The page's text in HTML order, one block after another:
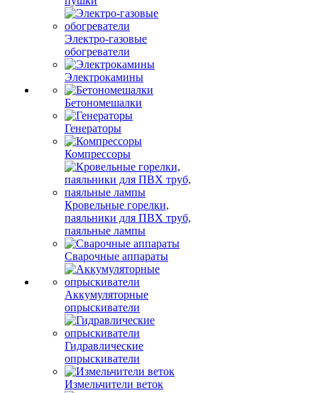
Электро-газовые
обогреватели
Электрокамины
Бетономешалки
Генераторы
Компрессоры
Кровельные горелки,
паяльники для ПВХ труб,
паяльные лампы
Сварочные аппараты
Аккумуляторные
опрыскиватели
Гидравлические
опрыскиватели
Измельчители веток